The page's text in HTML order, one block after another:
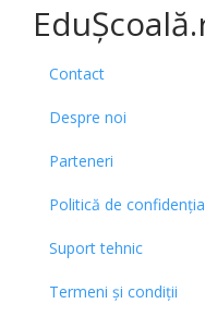
Contact
Despre noi
Parteneri
Politică de
Suport tehnic
Termeni și condiții